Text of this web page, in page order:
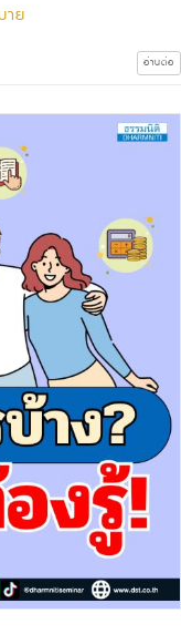
าย
อ่านต่อ